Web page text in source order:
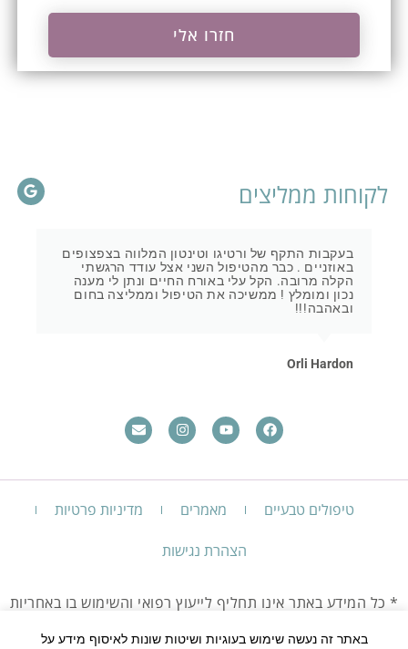
חזרו אלי
לקוחות ממליצים
בעקבות התקף של ורטיגו וטינטון המלווה בצפצופים
באוזניים . כבר מהטיפול השני אצל עודד הרגשתי
הקלה מרובה. הקל עלי באורח החיים ונתן לי מענה
נכון ומומלץ ! ממשיכה את הטיפול וממליצה בחום
ובאהבה!!!
Orli Hardon
טיפולים טבעיים מאמרים מדיניות פרטיות
הצהרת נגישות
* כל המידע באתר אינו תחליף לייעוץ רפואי והשימוש בו באחריות
יש להיוועץ עם רופא בכל מקרה שאינך חש בטוב.
באתר זה נעשה שימוש בעוגיות ושיטות שונות לאיסוף מידע על